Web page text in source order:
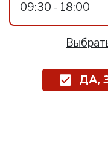
09:30 - 18:00
ДА,